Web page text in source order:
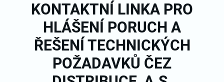
KONTAKTNÍ LINKA PRO
HLÁŠENÍ PORUCH A
ŘEŠENÍ TECHNICKÝCH
POŽADAVKŮ ČEZ